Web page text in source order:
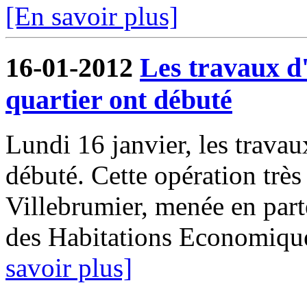
[En savoir plus]
16-01-2012 Les travaux
quartier ont débuté
Lundi 16 janvier, les
débuté. Cette opération
Villebrumier, menée en
des Habitations
savoir plus]